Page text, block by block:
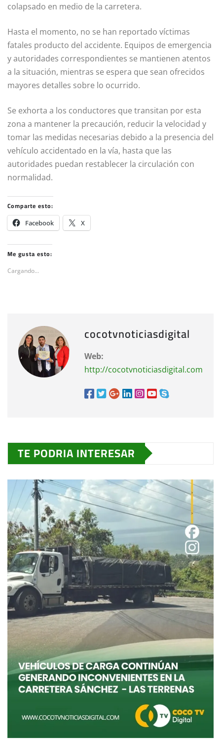
colapsado en medio de la carretera.
Hasta el momento, no se han reportado víctimas
fatales producto del accidente. Equipos de emergencia
y autoridades correspondientes se mantienen atentos
a la situación, mientras se espera que sean ofrecidos
mayores detalles sobre lo ocurrido.
Se exhorta a los conductores que transitan por esta
zona a mantener la precaución, reducir la velocidad y
tomar las medidas necesarias debido a la presencia del
vehículo accidentado en la vía, hasta que las
autoridades puedan restablecer la circulación con
normalidad.
Comparte esto:
Facebook X
Me gusta esto:
Cargando...
cocotvnoticiasdigital
Web:
http://cocotvnoticiasdigital.com
TE PODRIA INTERESAR